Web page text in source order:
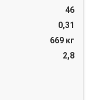
46
0,31
669 кг
2,8